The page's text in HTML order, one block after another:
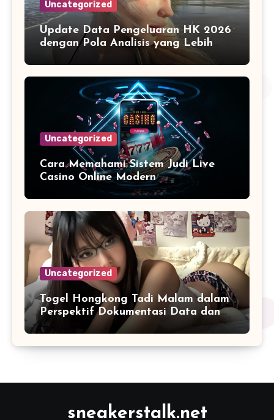
Uncategorized
Update Data Pengeluaran HK 2026
dengan Pola Analisis yang Lebih
Terstruktur
Uncategorized
Cara Memahami Sistem Judi Live
Casino Online Modern
Uncategorized
Togel Hongkong Tadi Malam dalam
Perspektif Dokumentasi Data dan
Tren Statistik Harian
sneakerstalk.net